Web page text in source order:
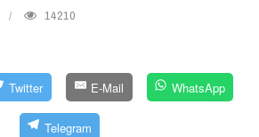
14210
Twitter E-Mail WhatsApp
Telegram